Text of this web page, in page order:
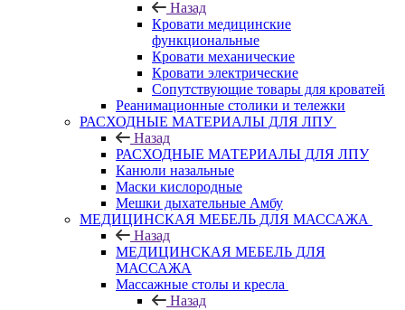
Назад
Кровати медицинские
функциональные
Кровати механические
Кровати электрические
Сопутствующие товары для кроватей
Реанимационные столики и тележки
РАСХОДНЫЕ МАТЕРИАЛЫ ДЛЯ ЛПУ
Назад
РАСХОДНЫЕ МАТЕРИАЛЫ ДЛЯ ЛПУ
Канюли назальные
Маски кислородные
Мешки дыхательные Амбу
МЕДИЦИНСКАЯ МЕБЕЛЬ ДЛЯ МАССАЖА
Назад
МЕДИЦИНСКАЯ МЕБЕЛЬ ДЛЯ
МАССАЖА
Массажные столы и кресла
Назад